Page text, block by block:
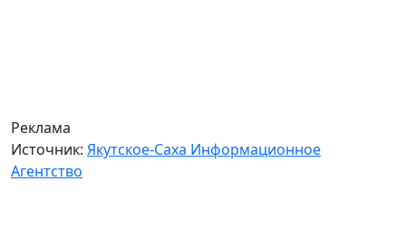
Реклама
Источник: Якутское-Саха Информационное
Агентство